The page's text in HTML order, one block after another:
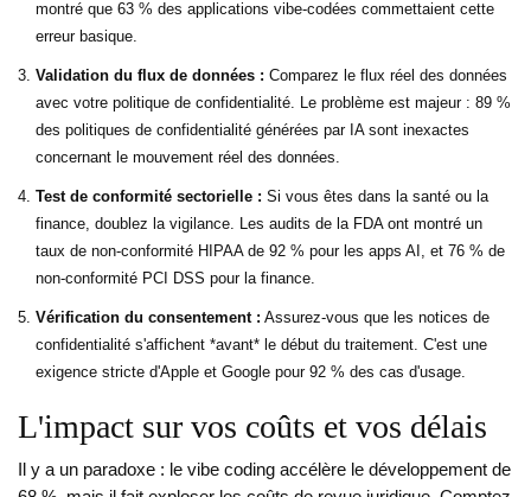
montré que 63 % des applications vibe-codées commettaient cette
erreur basique.
Validation du flux de données : Comparez le flux réel des données
avec votre politique de confidentialité. Le problème est majeur : 89 %
des politiques de confidentialité générées par IA sont inexactes
concernant le mouvement réel des données.
Test de conformité sectorielle : Si vous êtes dans la santé ou la
finance, doublez la vigilance. Les audits de la FDA ont montré un
taux de non-conformité HIPAA de 92 % pour les apps AI, et 76 % de
non-conformité PCI DSS pour la finance.
Vérification du consentement : Assurez-vous que les notices de
confidentialité s'affichent *avant* le début du traitement. C'est une
exigence stricte d'Apple et Google pour 92 % des cas d'usage.
L'impact sur vos coûts et vos délais
Il y a un paradoxe : le vibe coding accélère le développement de